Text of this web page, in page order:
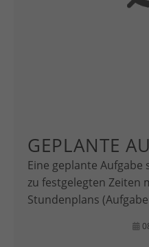
GEPLANTE
Eine geplante
zu festgelegten Zeiten
Stundenplans